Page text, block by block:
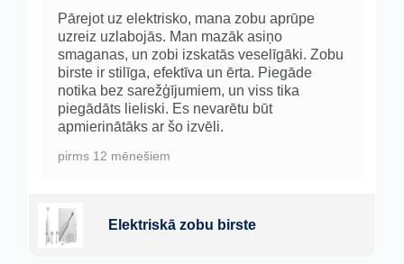
Pārejot uz elektrisko, mana zobu aprūpe
uzreiz uzlabojās. Man mazāk asiņo
smaganas, un zobi izskatās veselīgāki. Zobu
birste ir stilīga, efektīva un ērta. Piegāde
notika bez sarežģījumiem, un viss tika
piegādāts lieliski. Es nevarētu būt
apmierinātāks ar šo izvēli.
pirms 12 mēnešiem
Elektriskā zobu birste